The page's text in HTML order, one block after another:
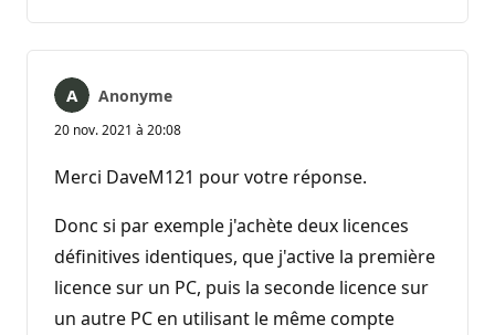
Anonyme
20 nov. 2021 à 20:08
Merci DaveM121 pour votre réponse.
Donc si par exemple j'achète deux licences
définitives identiques, que j'active la première
licence sur un PC, puis la seconde licence sur
un autre PC en utilisant le même compte